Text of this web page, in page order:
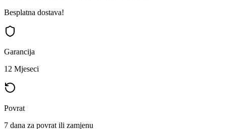
Besplatna dostava!
Garancija
12 Mjeseci
Povrat
7 dana za povrat ili zamjenu